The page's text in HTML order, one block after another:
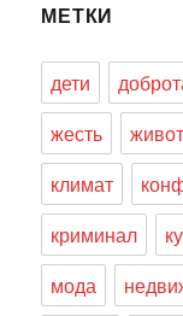
МЕТКИ
дети
жесть
климат
криминал
мода